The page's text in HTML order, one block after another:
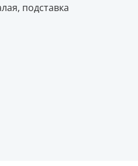
подставка